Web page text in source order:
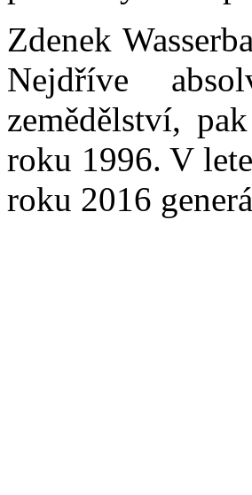
Zdenek
Nejdříve
zemědělství,
roku 1996. V
roku 2016